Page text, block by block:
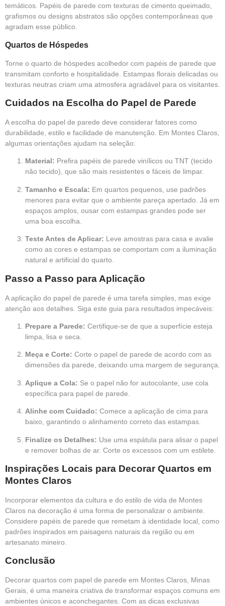
temáticos. Papéis de parede com texturas de cimento queimado,
grafismos ou designs abstratos são opções contemporâneas que
agradam esse público.
Quartos de Hóspedes
Torne o quarto de hóspedes acolhedor com papéis de parede que
transmitam conforto e hospitalidade. Estampas florais delicadas ou
texturas neutras criam uma atmosfera agradável para os visitantes.
Cuidados na Escolha do Papel de Parede
A escolha do papel de parede deve considerar fatores como
durabilidade, estilo e facilidade de manutenção. Em Montes Claros,
algumas orientações ajudam na seleção:
Material: Prefira papéis de parede vinílicos ou TNT (tecido
não tecido), que são mais resistentes e fáceis de limpar.
Tamanho e Escala: Em quartos pequenos, use padrões
menores para evitar que o ambiente pareça apertado. Já em
espaços amplos, ousar com estampas grandes pode ser
uma boa escolha.
Teste Antes de Aplicar: Leve amostras para casa e avalie
como as cores e estampas se comportam com a iluminação
natural e artificial do quarto.
Passo a Passo para Aplicação
A aplicação do papel de parede é uma tarefa simples, mas exige
atenção aos detalhes. Siga este guia para resultados impecáveis:
Prepare a Parede: Certifique-se de que a superfície esteja
limpa, lisa e seca.
Meça e Corte: Corte o papel de parede de acordo com as
dimensões da parede, deixando uma margem de segurança.
Aplique a Cola: Se o papel não for autocolante, use cola
específica para papel de parede.
Alinhe com Cuidado: Comece a aplicação de cima para
baixo, garantindo o alinhamento correto das estampas.
Finalize os Detalhes: Use uma espátula para alisar o papel
e remover bolhas de ar. Corte os excessos com um estilete.
Inspirações Locais para Decorar Quartos em
Montes Claros
Incorporar elementos da cultura e do estilo de vida de Montes
Claros na decoração é uma forma de personalizar o ambiente.
Considere papéis de parede que remetam à identidade local, como
padrões inspirados em paisagens naturais da região ou em
artesanato mineiro.
Conclusão
Decorar quartos com papel de parede em Montes Claros, Minas
Gerais, é uma maneira criativa de transformar espaços comuns em
ambientes únicos e aconchegantes. Com as dicas exclusivas